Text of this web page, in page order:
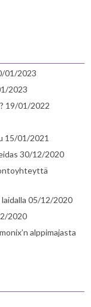
01/2023
2023
19/01/2022
15/01/2021
30/12/2020
05/12/2020
2020
alppimajasta